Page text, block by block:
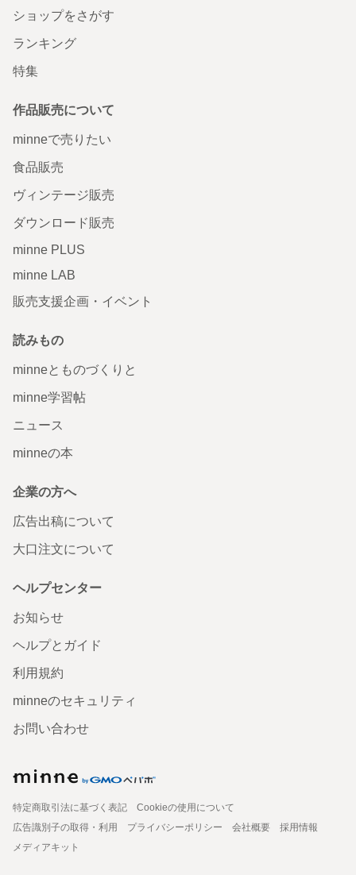
ショップをさがす
ランキング
特集
作品販売について
minneで売りたい
食品販売
ヴィンテージ販売
ダウンロード販売
minne PLUS
minne LAB
販売支援企画・イベント
読みもの
minneとものづくりと
minne学習帖
ニュース
minneの本
企業の方へ
広告出稿について
大口注文について
ヘルプセンター
お知らせ
ヘルプとガイド
利用規約
minneのセキュリティ
お問い合わせ
特定商取引法に基づく表記
Cookieの使用について
広告識別子の取得・利用
プライバシーポリシー 会社概要
採用情報
メディアキット